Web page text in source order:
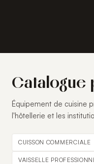
Catalogue
Équipement de cuisine
l'hôtellerie et les
CUISSON COMMERCIALE
VAISSELLE